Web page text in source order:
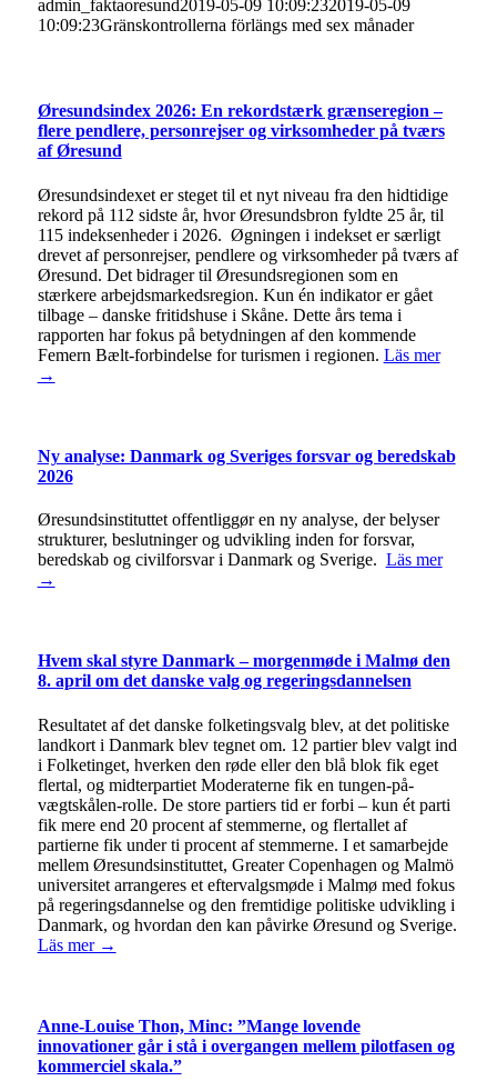
admin_faktaoresund2019-05-09 10:09:232019-05-09
10:09:23Gränskontrollerna förlängs med sex månader
Øresundsindex 2026: En rekordstærk grænseregion –
flere pendlere, personrejser og virksomheder på tværs
af Øresund
Øresundsindexet er steget til et nyt niveau fra den hidtidige
rekord på 112 sidste år, hvor Øresundsbron fyldte 25 år, til
115 indeksenheder i 2026. Øgningen i indekset er særligt
drevet af personrejser, pendlere og virksomheder på tværs af
Øresund. Det bidrager til Øresundsregionen som en
stærkere arbejdsmarkedsregion. Kun én indikator er gået
tilbage – danske fritidshuse i Skåne. Dette års tema i
rapporten har fokus på betydningen af den kommende
Femern Bælt-forbindelse for turismen i regionen. Läs mer
→
Ny analyse: Danmark og Sveriges forsvar og beredskab
2026
Øresundsinstituttet offentliggør en ny analyse, der belyser
strukturer, beslutninger og udvikling inden for forsvar,
beredskab og civilforsvar i Danmark og Sverige. Läs mer
→
Hvem skal styre Danmark – morgenmøde i Malmø den
8. april om det danske valg og regeringsdannelsen
Resultatet af det danske folketingsvalg blev, at det politiske
landkort i Danmark blev tegnet om. 12 partier blev valgt ind
i Folketinget, hverken den røde eller den blå blok fik eget
flertal, og midterpartiet Moderaterne fik en tungen-på-
vægtskålen-rolle. De store partiers tid er forbi – kun ét parti
fik mere end 20 procent af stemmerne, og flertallet af
partierne fik under ti procent af stemmerne. I et samarbejde
mellem Øresundsinstituttet, Greater Copenhagen og Malmö
universitet arrangeres et eftervalgsmøde i Malmø med fokus
på regeringsdannelse og den fremtidige politiske udvikling i
Danmark, og hvordan den kan påvirke Øresund og Sverige.
Läs mer →
Anne-Louise Thon, Minc: ”Mange lovende
innovationer går i stå i overgangen mellem pilotfasen og
kommerciel skala.”